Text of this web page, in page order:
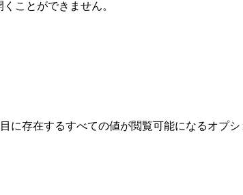
ことができません。
に存在するすべての値が閲覧可能になるオプシ